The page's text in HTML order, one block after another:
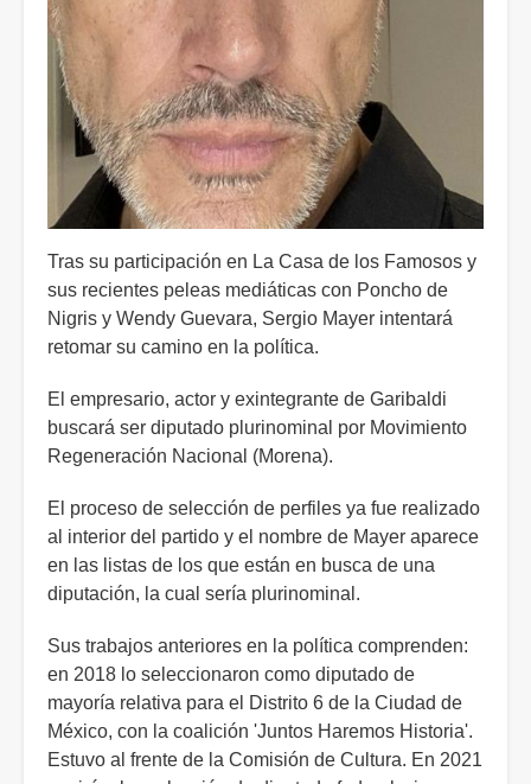
Tras su participación en La Casa de los Famosos y
sus recientes peleas mediáticas con Poncho de
Nigris y Wendy Guevara, Sergio Mayer intentará
retomar su camino en la política.
El empresario, actor y exintegrante de Garibaldi
buscará ser diputado plurinominal por Movimiento
Regeneración Nacional (Morena).
El proceso de selección de perfiles ya fue realizado
al interior del partido y el nombre de Mayer aparece
en las listas de los que están en busca de una
diputación, la cual sería plurinominal.
Sus trabajos anteriores en la política comprenden:
en 2018 lo seleccionaron como diputado de
mayoría relativa para el Distrito 6 de la Ciudad de
México, con la coalición 'Juntos Haremos Historia'.
Estuvo al frente de la Comisión de Cultura. En 2021